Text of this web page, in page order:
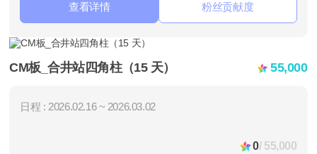
查看详情 粉丝贡献度
CM板_合井站四角柱（15 天） 55,000
日程 : 2026.02.16 ~ 2026.03.02
0/ 55,000